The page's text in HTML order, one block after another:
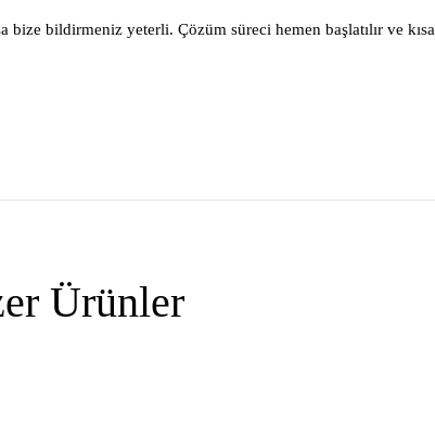
bize bildirmeniz yeterli. Çözüm süreci hemen başlatılır ve
Ürünler